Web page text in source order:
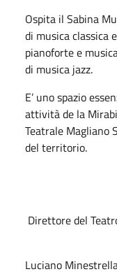
Ospita il Sabina
di musica classica
pianoforte e
di musica jazz.
E’ uno spazio
attività de la
Teatrale Magliano
del territorio.
Direttore
Luciano